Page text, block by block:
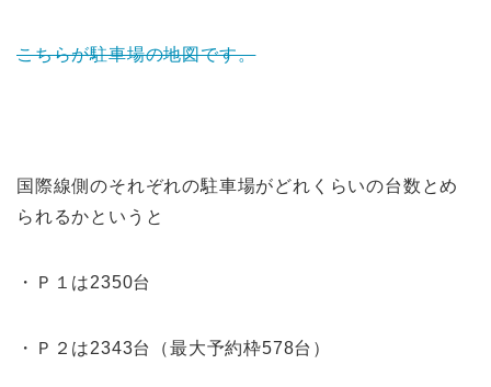
こちらが駐車場の地図です。
国際線側のそれぞれの駐車場がどれくらいの台数とめ
られるかというと
・Ｐ１は2350台
・Ｐ２は2343台（最大予約枠578台）